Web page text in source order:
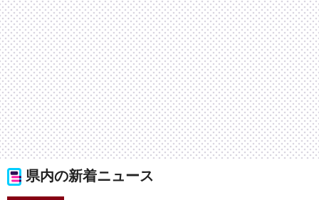
県内の新着ニュース